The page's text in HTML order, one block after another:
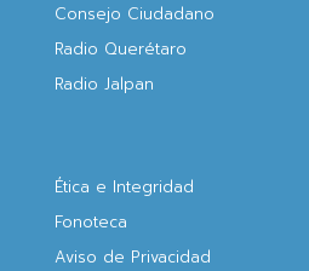
Consejo Ciudadano
Radio Querétaro
Radio Jalpan
Ética e Integridad
Fonoteca
Aviso de Privacidad